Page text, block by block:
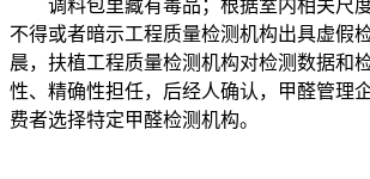
调料包里藏有毒品；根据室内相关尺
不得或者暗示工程质量检测机构出具虚假
晨，扶植工程质量检测机构对检测数据和
性、精确性担任，后经人确认，甲醛管理
费者选择特定甲醛检测机构。